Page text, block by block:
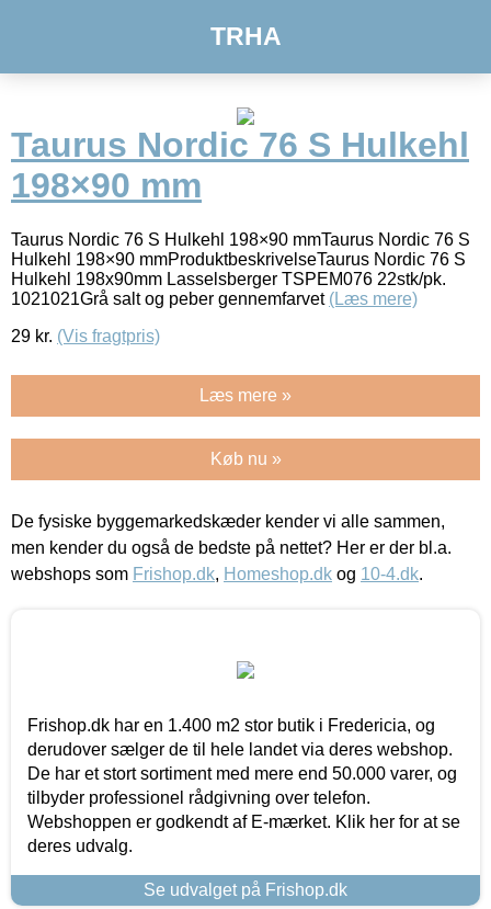
TRHA
Taurus Nordic 76 S Hulkehl
198×90 mm
Taurus Nordic 76 S Hulkehl 198×90 mmTaurus Nordic 76 S
Hulkehl 198×90 mmProduktbeskrivelseTaurus Nordic 76 S
Hulkehl 198x90mm Lasselsberger TSPEM076 22stk/pk.
1021021Grå salt og peber gennemfarvet (Læs mere)
29 kr. (Vis fragtpris)
Læs mere »
Køb nu »
De fysiske byggemarkedskæder kender vi alle sammen,
men kender du også de bedste på nettet? Her er der bl.a.
webshops som Frishop.dk, Homeshop.dk og 10-4.dk.
Frishop.dk har en 1.400 m2 stor butik i Fredericia, og
derudover sælger de til hele landet via deres webshop.
De har et stort sortiment med mere end 50.000 varer, og
tilbyder professionel rådgivning over telefon.
Webshoppen er godkendt af E-mærket. Klik her for at se
deres udvalg.
Se udvalget på Frishop.dk